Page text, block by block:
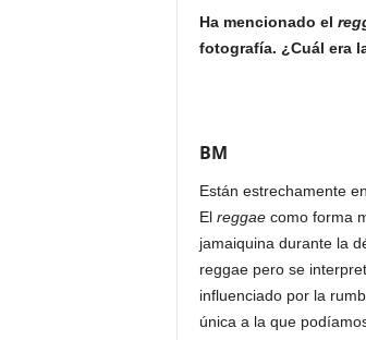
Ha mencionado el
fotografía. ¿Cuál era
BM
Están estrechamente
El reggaecomo forma
jamaiquina durante la
reggae pero se
influenciado por la
única a la que